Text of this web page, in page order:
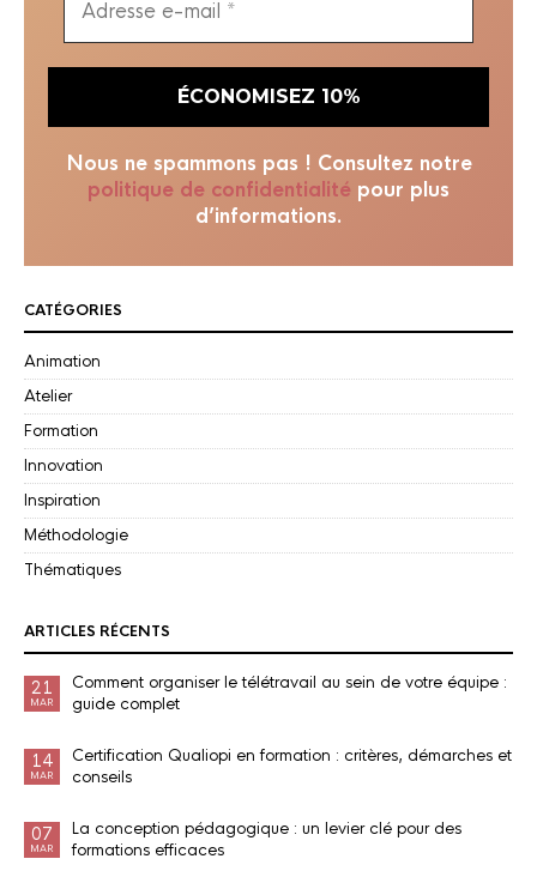
Nous ne spammons pas ! Consultez notre
politique de confidentialité pour plus
d’informations.
CATÉGORIES
Animation
Atelier
Formation
Innovation
Inspiration
Méthodologie
Thématiques
ARTICLES RÉCENTS
21
MAR
Comment organiser le télétravail au sein de votre équipe :
guide complet
14
MAR
Certification Qualiopi en formation : critères, démarches et
conseils
07
MAR
La conception pédagogique : un levier clé pour des
formations efficaces